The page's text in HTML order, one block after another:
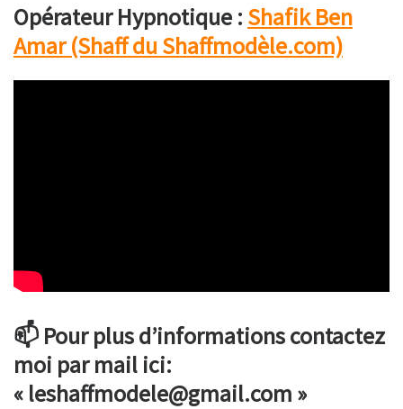
Opérateur Hypnotique : Shafik Ben
Amar (Shaff du Shaffmodèle.com)
📫 Pour plus d’informations contactez
moi par mail ici:
« leshaffmodele@gmail.com »